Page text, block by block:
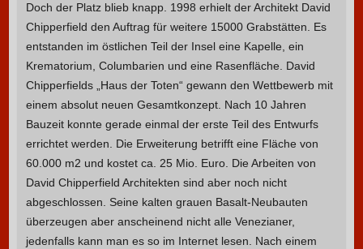
Doch der Platz blieb knapp. 1998 erhielt der Architekt David
Chipperfield den Auftrag für weitere 15000 Grabstätten. Es
entstanden im östlichen Teil der Insel eine Kapelle, ein
Krematorium, Columbarien und eine Rasenfläche. David
Chipperfields „Haus der Toten“ gewann den Wettbewerb mit
einem absolut neuen Gesamtkonzept. Nach 10 Jahren
Bauzeit konnte gerade einmal der erste Teil des Entwurfs
errichtet werden. Die Erweiterung betrifft eine Fläche von
60.000 m2 und kostet ca. 25 Mio. Euro. Die Arbeiten von
David Chipperfield Architekten sind aber noch nicht
abgeschlossen. Seine kalten grauen Basalt-Neubauten
überzeugen aber anscheinend nicht alle Venezianer,
jedenfalls kann man es so im Internet lesen. Nach einem